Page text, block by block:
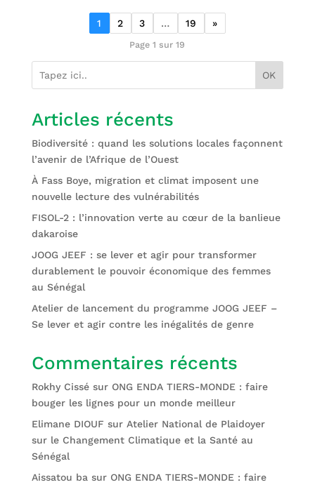
1 2 3 … 19 »
Page 1 sur 19
OK
Articles récents
Biodiversité : quand les solutions locales façonnent
l’avenir de l’Afrique de l’Ouest
À Fass Boye, migration et climat imposent une
nouvelle lecture des vulnérabilités
FISOL-2 : l’innovation verte au cœur de la banlieue
dakaroise
JOOG JEEF : se lever et agir pour transformer
durablement le pouvoir économique des femmes
au Sénégal
Atelier de lancement du programme JOOG JEEF –
Se lever et agir contre les inégalités de genre
Commentaires récents
Rokhy Cissésur ONG ENDA TIERS-MONDE : faire
bouger les lignes pour un monde meilleur
Elimane DIOUF sur Atelier National de Plaidoyer
sur le Changement Climatique et la Santé au
Sénégal
Aissatou ba sur ONG ENDA TIERS-MONDE : faire